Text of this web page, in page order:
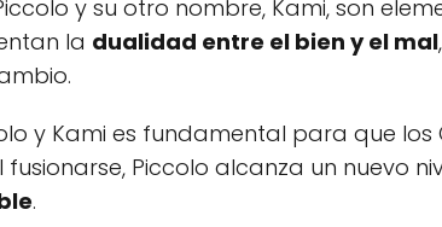
y su otro nombre, Kami, son
la dualidad entre el bien y el mal
y Kami es fundamental para que
Piccolo alcanza un nuevo
.